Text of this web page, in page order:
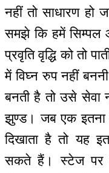
नहीं तो साधारण हो
समझे कि हमें सिम्पल
प्रवृति वृद्धि को तो
में विघ्न रुप नहीं
बनती है तो उसे सेवा
झुण्ड। जब एक इतना
दिखाता है तो यह
सकते हैं। स्टेज पर